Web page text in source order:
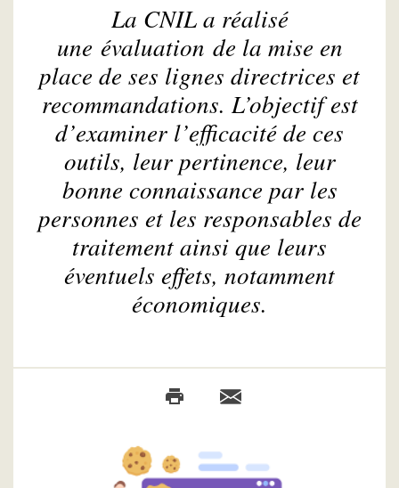
La CNIL a réalisé
une évaluation de la mise en
place de ses lignes directrices et
recommandations. L’objectif est
d’examiner l’efficacité de ces
outils, leur pertinence, leur
bonne connaissance par les
personnes et les responsables de
traitement ainsi que leurs
éventuels effets, notamment
économiques.